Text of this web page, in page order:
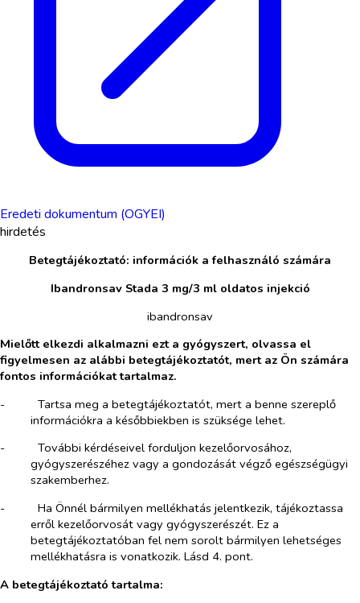
Eredeti dokumentum (OGYEI)
hirdetés
Betegtájékoztató: információk a felhasználó számára
Ibandronsav Stada 3 mg/3 ml oldatos injekció
ibandronsav
Mielőtt elkezdi alkalmazni ezt a gyógyszert, olvassa el
figyelmesen az alábbi betegtájékoztatót, mert az Ön számára
fontos információkat tartalmaz.
-​
Tartsa meg a betegtájékoztatót, mert a benne szereplő
információkra a későbbiekben is szüksége lehet.
-​
További kérdéseivel forduljon kezelőorvosához,
gyógyszerészéhez vagy a gondozását végző egészségügyi
szakemberhez.
-​
Ha Önnél bármilyen mellékhatás jelentkezik, tájékoztassa
erről kezelőorvosát vagy gyógyszerészét. Ez a
betegtájékoztatóban fel nem sorolt bármilyen lehetséges
mellékhatásra is vonatkozik. Lásd 4. pont.
A betegtájékoztató tartalma: